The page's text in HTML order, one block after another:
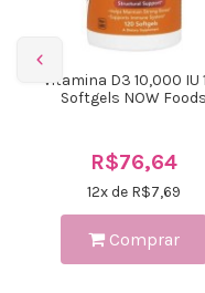
Vitamina D3 10,000 IU
Softgels NOW Foods
R$76,64
12x de R$7,69
Comprar